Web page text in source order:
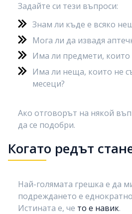
Задайте си тези въпроси:
Знам ли къде е всяко
Мога ли да извадя
Има ли предмети, които
Има ли неща, които не
месеци?
Ако отговорът на някой
да се подобри.
Когато редът
Най-голямата грешка е да
подреждането е
Истината е, че то е навик.